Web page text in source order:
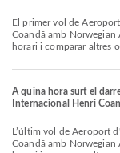
El primer vol de Aeroport d'Oslo Gardermoen a Aeroport Internacional Henri
Coandă amb Norwegian
horari i comparar altres
A quina hora surt el
Internacional Henri
L’últim vol de Aeroport d'Oslo Gardermoen a Aeroport Internacional Henri
Coandă amb Norwegian